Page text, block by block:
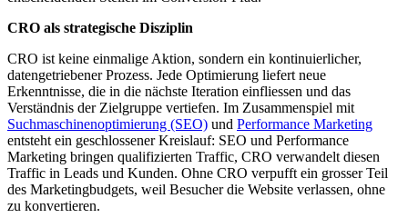
CRO als strategische Disziplin
CRO ist keine einmalige Aktion, sondern ein kontinuierlicher,
datengetriebener Prozess. Jede Optimierung liefert neue
Erkenntnisse, die in die nächste Iteration einfliessen und das
Verständnis der Zielgruppe vertiefen. Im Zusammenspiel mit
Suchmaschinenoptimierung (SEO) und Performance Marketing
entsteht ein geschlossener Kreislauf: SEO und Performance
Marketing bringen qualifizierten Traffic, CRO verwandelt diesen
Traffic in Leads und Kunden. Ohne CRO verpufft ein grosser Teil
des Marketingbudgets, weil Besucher die Website verlassen, ohne
zu konvertieren.